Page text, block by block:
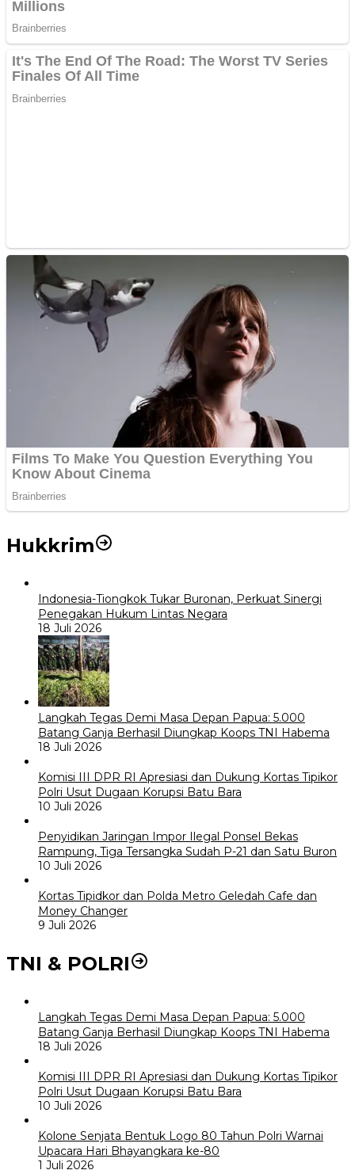
Hukkrim
Indonesia-Tiongkok Tukar Buronan, Perkuat Sinergi
Penegakan Hukum Lintas Negara
18 Juli 2026
Langkah Tegas Demi Masa Depan Papua: 5.000
Batang Ganja Berhasil Diungkap Koops TNI Habema
18 Juli 2026
Komisi III DPR RI Apresiasi dan Dukung Kortas Tipikor
Polri Usut Dugaan Korupsi Batu Bara
10 Juli 2026
Penyidikan Jaringan Impor Ilegal Ponsel Bekas
Rampung, Tiga Tersangka Sudah P-21 dan Satu Buron
10 Juli 2026
Kortas Tipidkor dan Polda Metro Geledah Cafe dan
Money Changer
9 Juli 2026
TNI & POLRI
Langkah Tegas Demi Masa Depan Papua: 5.000
Batang Ganja Berhasil Diungkap Koops TNI Habema
18 Juli 2026
Komisi III DPR RI Apresiasi dan Dukung Kortas Tipikor
Polri Usut Dugaan Korupsi Batu Bara
10 Juli 2026
Kolone Senjata Bentuk Logo 80 Tahun Polri Warnai
Upacara Hari Bhayangkara ke-80
1 Juli 2026